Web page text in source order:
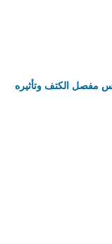
مفصل الكتف وتأثيره